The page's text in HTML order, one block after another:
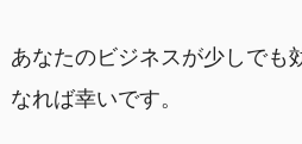
あなたのビジネスが少しでも
なれば幸いです。